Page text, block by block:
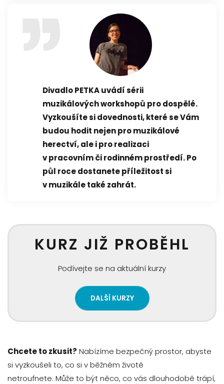
Divadlo PETKA uvádí sérii
muzikálových workshopů pro dospělé.
Vyzkoušíte si dovednosti, které se Vám
budou hodit nejen pro muzikálové
herectví, ale i pro realizaci
v pracovním či rodinném prostředí. Po
půl roce dostanete příležitost si
v muzikále také zahrát.
KURZ JIŽ PROBĚHL
Podívejte se na aktuální kurzy
DALŠÍ KURZY
Chcete to zkusit? Nabízíme bezpečný prostor, abyste
si vyzkoušeli to, co si v běžném životě
netroufnete. Může to být něco, co vás dlouhodobě trápí,